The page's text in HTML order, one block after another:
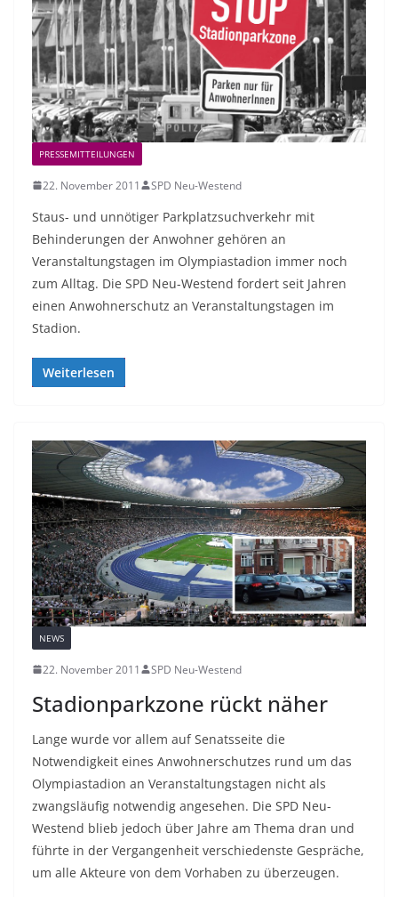
PRESSEMITTEILUNGEN
22. November 2011 SPD Neu-Westend
Staus- und unnötiger Parkplatzsuchverkehr mit
Behinderungen der Anwohner gehören an
Veranstaltungstagen im Olympiastadion immer noch
zum Alltag. Die SPD Neu-Westend fordert seit Jahren
einen Anwohnerschutz an Veranstaltungstagen im
Stadion.
Weiterlesen
NEWS
22. November 2011 SPD Neu-Westend
Stadionparkzone rückt näher
Lange wurde vor allem auf Senatsseite die
Notwendigkeit eines Anwohnerschutzes rund um das
Olympiastadion an Veranstaltungstagen nicht als
zwangsläufig notwendig angesehen. Die SPD Neu-
Westend blieb jedoch über Jahre am Thema dran und
führte in der Vergangenheit verschiedenste Gespräche,
um alle Akteure von dem Vorhaben zu überzeugen.